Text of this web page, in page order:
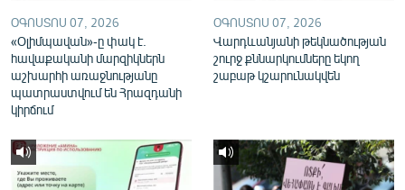
ՀԵՏԵՎԵՔ ՄԵԶ
«Ազատության» բոլոր կայքերը
ՕԳՈՍՏՈՍ 07, 2026
«Օլիմպավան»-ը փակ է.
հավաքականի մարզիկներն
աշխարհի առաջնությանը
պատրաստվում են Հրազդանի
կիրճում
ՕԳՈՍՏՈՍ 07, 2026
Վարդևանյանի թեկնածության
շուրջ քննարկումները եկող
շաբաթ կշարունակվեն